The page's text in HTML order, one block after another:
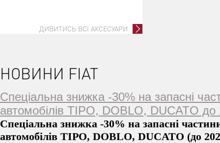
ДИВИТИСЬ ВСІ АКСЕСУАРИ
НОВИНИ FIAT
Спеціальна знижка -30% на запасні
автомобілів TIPO, DOBLO, DUCATO до
Спеціальна знижка -30% на запасні
автомобілів TIPO, DOBLO, DUCATO (до